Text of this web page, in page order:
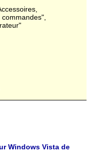
Windows Vista de